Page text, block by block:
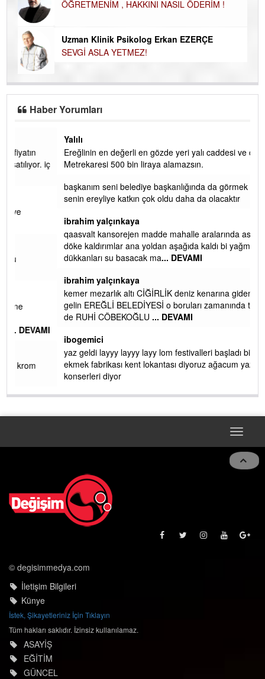
Harun KARA
ÖĞRETMENİM , HAKKINI NASIL ÖDERİM !
Uzman Klinik Psikolog Erkan EZERÇE
SEVGİ ASLA YETMEZ!
Yalılı
Ereğlinin en değerli en gözde yeri yalı caddesi ve çevresidir.
başkanım seni belediye başkanlığında da görmek isteriz
ibrahim yalçınkaya
qaasvalt kansorejen madde mahalle aralarında asvalt döke
döke kaldırımlar ana yoldan aşağıda kaldı bi yağmurda
ibrahim yalçınkaya
kemer mezarlık altı CİĞİRLİK deniz kenarına giden yola
gelin EREĞLİ BELEDİYESİ o boruları zamanında tüm ereğli
de RUHİ CÖBEKOĞLU
yaz geldi layyy layyy layy lom festivalleri başladı biz halk
ekmek fabrikası kent lokantası diyoruz ağacum yaz
konserleri diyor
Toggle
© degisimmedya.com
İletişim Bilgileri
Künye
İstek, Şikayetleriniz İçin Tıklayın
Tüm hakları saklıdır. İzinsiz kullanılamaz.
ASAYİŞ
EĞİTİM